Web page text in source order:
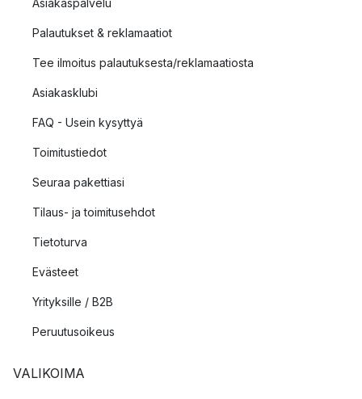
Asiakaspalvelu
Palautukset & reklamaatiot
Tee ilmoitus palautuksesta/reklamaatiosta
Asiakasklubi
FAQ - Usein kysyttyä
Toimitustiedot
Seuraa pakettiasi
Tilaus- ja toimitusehdot
Tietoturva
Evästeet
Yrityksille / B2B
Peruutusoikeus
VALIKOIMA